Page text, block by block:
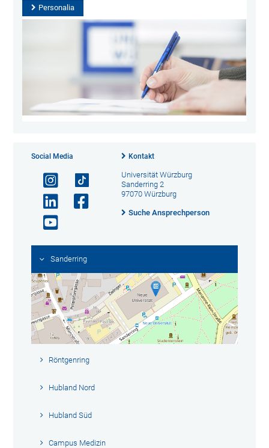
Personalia
Social Media Kontakt
Universität Würzburg
Sanderring 2
97070 Würzburg
Suche Ansprechperson
Sanderring
Röntgenring
Hubland Nord
Hubland Süd
Campus Medizin